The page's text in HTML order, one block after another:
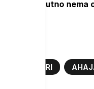
trenutno nema
POŽARI